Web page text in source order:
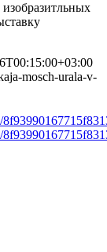
mosch-urala-v-